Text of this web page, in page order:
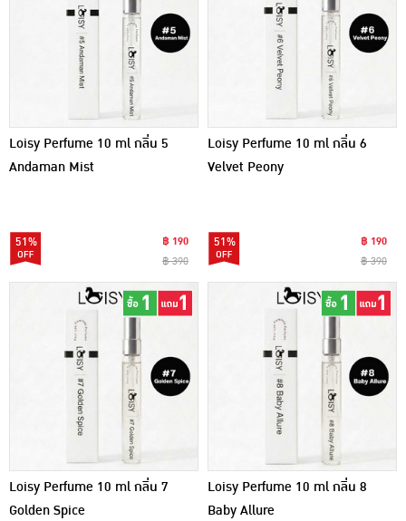
Loisy Perfume 10 ml กลิ่น 5
Andaman Mist
51%
฿ 190
฿ 390
Loisy Perfume 10 ml กลิ่น 6
Velvet Peony
51%
฿ 190
฿ 390
Loisy Perfume 10 ml กลิ่น 7
Golden Spice
Loisy Perfume 10 ml กลิ่น 8
Baby Allure